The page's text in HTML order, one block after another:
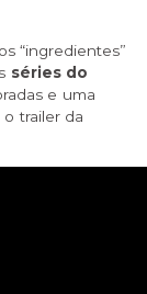
“ingredientes”
séries do
e uma
trailer da